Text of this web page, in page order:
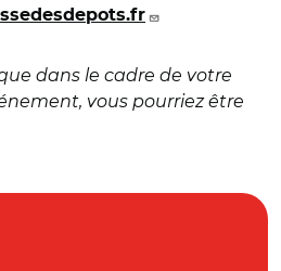
dans le cadre de votre
vous pourriez être